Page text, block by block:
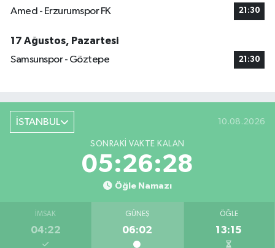
Amed - Erzurumspor FK 21:30
17 Ağustos, Pazartesi
Samsunspor - Göztepe
21:30
İSTANBUL 10.08.2026
SONRAKI VAKTE KALAN
05:26:27
Öğle Namazı
İMSAK
04:22
GÜNEŞ
06:02
ÖĞLE
13:15